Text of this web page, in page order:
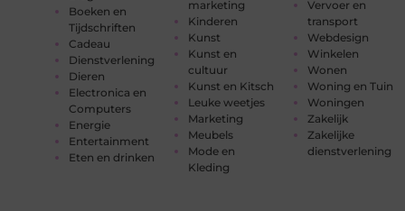
Boeken en
Tijdschriften
Cadeau
Dienstverlening
Dieren
Electronica en
Computers
Energie
Entertainment
Eten en drinken
marketing
Kinderen
Kunst
Kunst en
cultuur
Kunst en Kitsch
Leuke weetjes
Marketing
Meubels
Mode en
Kleding
Vervoer en
transport
Webdesign
Winkelen
Wonen
Woning en Tuin
Woningen
Zakelijk
Zakelijke
dienstverlening